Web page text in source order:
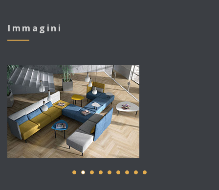
Immagini